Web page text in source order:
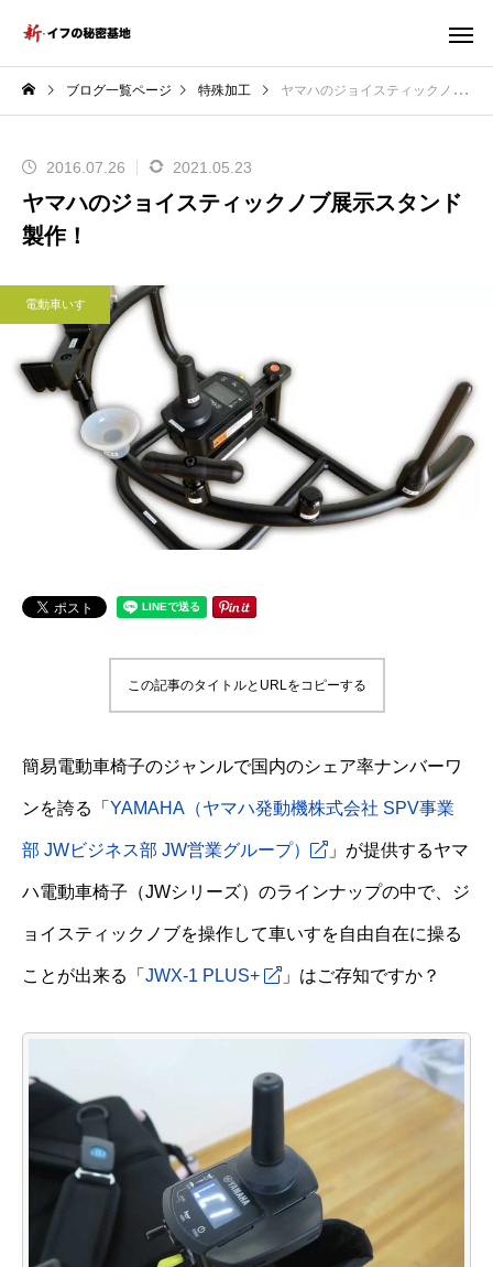
ブログ一覧ページ 特殊加工 ヤマハのジョイスティックノブ展示スタンド製作！
2016.07.26 2021.05.23
ヤマハのジョイスティックノブ展示スタンド
製作！
電動車いす
この記事のタイトルとURLをコピーする
簡易電動車椅子のジャンルで国内のシェア率ナンバーワ
ンを誇る「 YAMAHA（ヤマハ発動機株式会社 SPV事業
部 JWビジネス部 JW営業グループ） 」が提供するヤマ
ハ電動車椅子（JWシリーズ）のラインナップの中で、ジ
ョイスティックノブを操作して車いすを自由自在に操る
ことが出来る「 JWX-1 PLUS+ 」はご存知ですか？